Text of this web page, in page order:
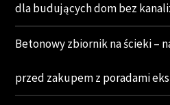
dla budujących dom bez
Betonowy zbiornik na ścieki –
przed zakupem z poradami